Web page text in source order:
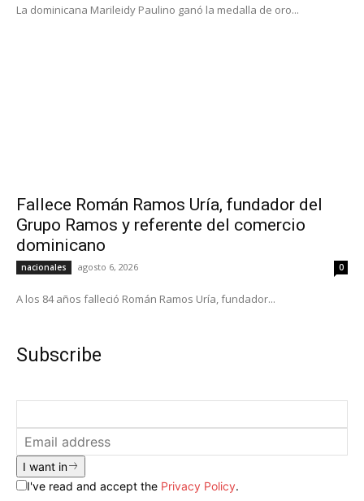
La dominicana Marileidy Paulino ganó la medalla de oro...
Fallece Román Ramos Uría, fundador del
Grupo Ramos y referente del comercio
dominicano
nacionales agosto 6, 2026 0
A los 84 años falleció Román Ramos Uría, fundador...
Subscribe
I want in
I've read and accept the Privacy Policy.